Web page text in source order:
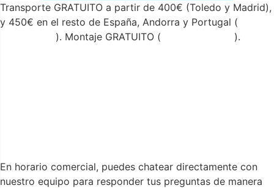
Transporte GRATUITO a partir de 400€ (Toledo y Madrid),
y 450€ en el resto de España, Andorra y Portugal (
). Montaje GRATUITO ( ).
En horario comercial, puedes chatear directamente con
nuestro equipo para responder tus preguntas de manera